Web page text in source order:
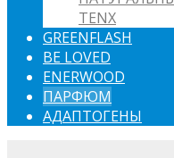
TENX
GREENFLASH
BE LOVED
ENERWOOD
ПАРФЮМ
АДАПТОГЕНЫ